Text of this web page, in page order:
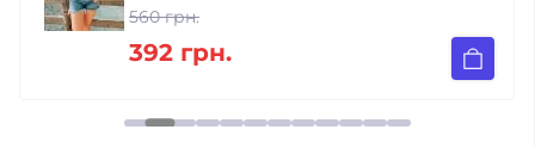
560 грн.
392 грн.